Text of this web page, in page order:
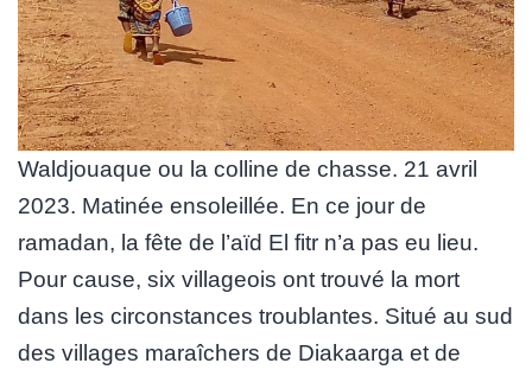
Waldjouaque ou la colline de chasse. 21 avril
2023. Matinée ensoleillée. En ce jour de
ramadan, la fête de l’aïd El fitr n’a pas eu lieu.
Pour cause, six villageois ont trouvé la mort
dans les circonstances troublantes. Situé au sud
des villages maraîchers de Diakaarga et de